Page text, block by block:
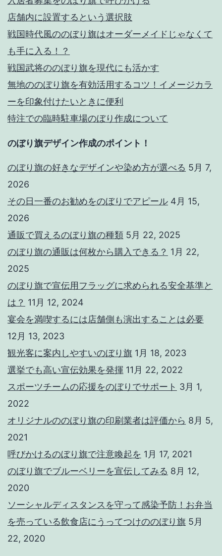
店舗内に設置するという選択肢
戦国時代風ののぼり旗はオーダーメイドじゃなくて
も手に入る！？
戦国武将ののぼり旗を現代にも活かす
無地ののぼり旗を有効活用するコツ！イメージカラ
ーを印象付けたいときに便利
特注での臨時駐車場のぼり作成について
のぼり旗デザイン作成のポイント！
のぼり旗の好きなデザインや染め方が選べる 5月 7,
2026
その日一番のお勧めをのぼりでアピール 4月 15,
2026
通販で買えるのぼり旗の種類 5月 22, 2025
のぼり旗の通販は何枚から購入できる？ 1月 22,
2025
のぼり旗で宣伝用フラッグに求められる安全基準と
は？ 11月 12, 2024
宴会を満喫するには店舗側も演出することは必要
12月 13, 2023
観光客に案内しやすいのぼり旗 1月 18, 2023
選挙でも高い宣伝効果を発揮 11月 22, 2022
スポーツチームの応援をのぼりでサポート 3月 1,
2022
オリジナルののぼり旗の印刷業者は評価から 8月 5,
2021
呼びかけるのぼり旗で注意喚起を 1月 17, 2021
のぼり旗でブルーベリーを宣伝してみる 8月 12,
2020
ソーシャルディスタンスを守って感染予防！お弁当
を売っている飲食店にうってつけののぼり旗 5月
22, 2020